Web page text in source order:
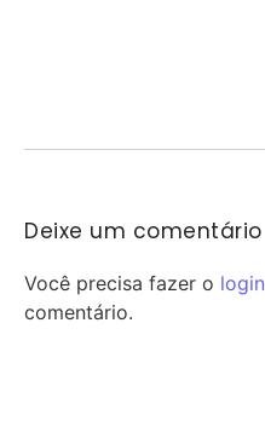
Deixe um comentário
Você precisa fazer o login
comentário.